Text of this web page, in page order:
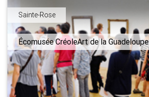
Sainte-Rose
Écomusée CréoleArt de la Guadeloupe